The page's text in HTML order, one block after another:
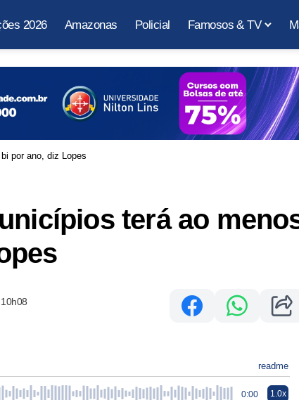
2026 Amazonas Policial Famosos & TV
por ano, diz Lopes
terá ao
readme
0:00 1.0x